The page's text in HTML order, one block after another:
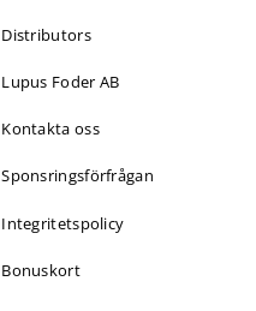
Distributors
Lupus Foder AB
Kontakta oss
Sponsringsförfrågan
Integritetspolicy
Bonuskort